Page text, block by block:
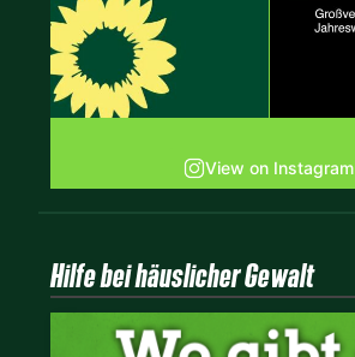
View on Instagram
Hilfe bei häuslicher Gewalt